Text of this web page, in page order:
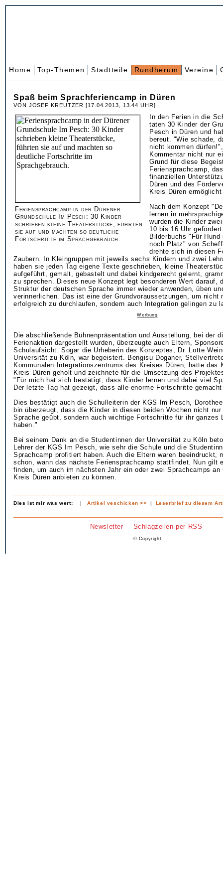
Home Top-Themen Stadtteile Rundherum Vereine
Spaß beim Sprachferiencamp in Düren
VON JOSEF KREUTZER [17.04.2013, 13.44 UHR]
Feriensprachcamp in der Dürener
Grundschule Im Pesch: 30 Kinder
schrieben kleine Theaterstücke, führten
sie auf und machten so deutliche
Fortschritte im Sprachgebrauch.
In den Ferien in die
taten 30 Kinder der
Pesch in Düren und
bereut. "Wie schade,
nicht kommen
Kommentar nicht nur
Grund für diese
Feriensprachcamp,
finanziellen
Düren und des
Kreis Düren
Nach dem Konzept
lernen in
wurden die Kinder
10 bis 16 Uhr
Bilderbuchs "Für
noch Platz" von
drehte sich in diesen
Zaubern. In Kleingruppen mit jeweils sechs Kindern und zwei
haben sie jeden Tag eigene Texte geschrieben, kleine
aufgeführt, gemalt, gebastelt und dabei kindgerecht gelernt,
zu sprechen. Dieses neue Konzept legt besonderen Wert darauf,
Struktur der deutschen Sprache immer wieder anwenden, üben
verinnerlichen. Das ist eine der Grundvoraussetzungen, um nicht
erfolgreich zu durchlaufen, sondern auch Integration gelingen zu
Werbung
Die abschließende Bühnenpräsentation und Ausstellung, bei der
Ferienaktion dargestellt wurden, überzeugte auch Eltern,
Schulaufsicht. Sogar die Urheberin des Konzeptes, Dr. Lotte
Universität zu Köln, war begeistert. Bengisu Doganer,
Kommunalen Integrationszentrums des Kreises Düren, hatte das
Kreis Düren geholt und zeichnete für die Umsetzung des
"Für mich hat sich bestätigt, dass Kinder lernen und dabei viel
Der letzte Tag hat gezeigt, dass alle enorme Fortschritte
Dies bestätigt auch die Schulleiterin der KGS Im Pesch,
bin überzeugt, dass die Kinder in diesen beiden Wochen nicht
Sprache geübt, sondern auch wichtige Fortschritte für ihr ganzes
haben."
Bei seinem Dank an die Studentinnen der Universität zu Köln
Lehrer der KGS Im Pesch, wie sehr die Schule und die
Sprachcamp profitiert haben. Auch die Eltern waren beeindruckt,
schon, wann das nächste Feriensprachcamp stattfindet. Nun gilt
finden, um auch im nächsten Jahr ein oder zwei Sprachcamps an
Kreis Düren anbieten zu können.
Dies ist mir was wert: |Artikel veschicken >> | Leserbrief zu diesem
Newsletter Schlagzeilen per RSS
© Copyright